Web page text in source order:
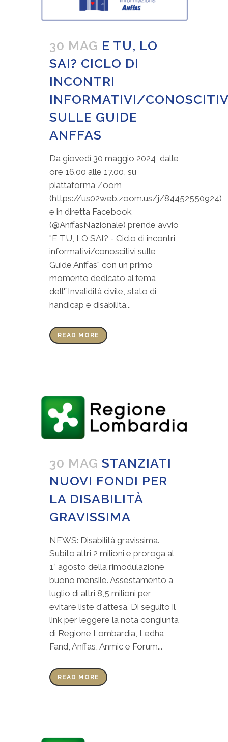
30 MAG E TU, LO
SAI? CICLO DI
INCONTRI
INFORMATIVI/
SULLE GUIDE
ANFFAS
Da giovedì 30 maggio 2024, dalle
ore 16.00 alle 17.00, su
piattaforma Zoom
(https://us02web.zoom.us/j/84452550924)
e in diretta Facebook
(@AnffasNazionale) prende avvio
"E TU, LO SAI? - Ciclo di incontri
informativi/conoscitivi sulle
Guide Anffas" con un primo
momento dedicato al tema
dell'”Invalidità civile, stato di
handicap e disabilità...
READ MORE
30 MAG STANZIATI
NUOVI FONDI PER
LA DISABILITÀ
GRAVISSIMA
NEWS: Disabilità gravissima.
Subito altri 2 milioni e proroga al
1° agosto della rimodulazione
buono mensile. Assestamento a
luglio di altri 8,5 milioni per
evitare liste d'attesa. Di seguito il
link per leggere la nota congiunta
di Regione Lombardia, Ledha,
Fand, Anffas, Anmic e Forum...
READ MORE